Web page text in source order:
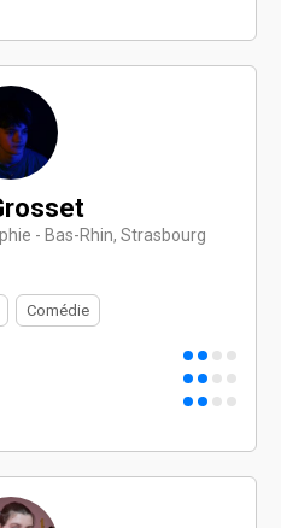
- Bas-Rhin, Strasbourg
Comédie